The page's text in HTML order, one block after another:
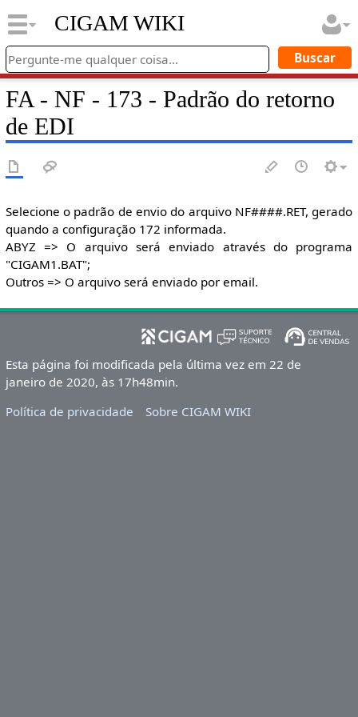
CIGAM WIKI
FA - NF - 173 - Padrão do retorno
de EDI
Selecione o padrão de envio do arquivo NF####.RET, gerado
quando a configuração 172 informada.
ABYZ => O arquivo será enviado através do programa
"CIGAM1.BAT";
Outros => O arquivo será enviado por email.
Esta página foi modificada pela última vez em 22 de
janeiro de 2020, às 17h48min.
Política de privacidade
Sobre CIGAM WIKI